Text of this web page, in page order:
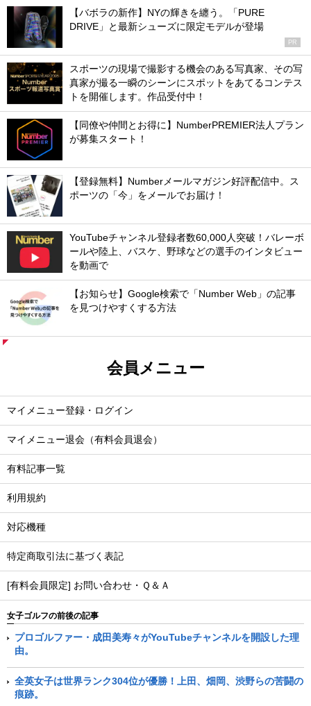
【バボラの新作】NYの輝きを纏う。「PURE
DRIVE」と最新シューズに限定モデルが登場
PR
スポーツの現場で撮影する機会のある写真家、その写
真家が撮る一瞬のシーンにスポットをあてるコンテス
トを開催します。作品受付中！
【同僚や仲間とお得に】NumberPREMIER法人プラン
が募集スタート！
【登録無料】Numberメールマガジン好評配信中。ス
ポーツの「今」をメールでお届け！
YouTubeチャンネル登録者数60,000人突破！バレーボ
ールや陸上、バスケ、野球などの選手のインタビュー
を動画で
【お知らせ】Google検索で「Number Web」の記事
を見つけやすくする方法
会員メニュー
マイメニュー登録・ログイン
マイメニュー退会（有料会員退会）
有料記事一覧
利用規約
対応機種
特定商取引法に基づく表記
[有料会員限定] お問い合わせ・Ｑ＆Ａ
女子ゴルフの前後の記事
プロゴルファー・成田美寿々がYouTubeチャンネルを開設した理
由。
全英女子は世界ランク304位が優勝！上田、畑岡、渋野らの苦闘の
痕跡。